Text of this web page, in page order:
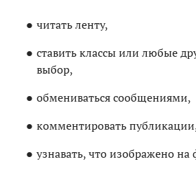
читать ленту,
ставить классы или любые
выбор,
обмениваться сообщениями,
комментировать
узнавать, что изображено на